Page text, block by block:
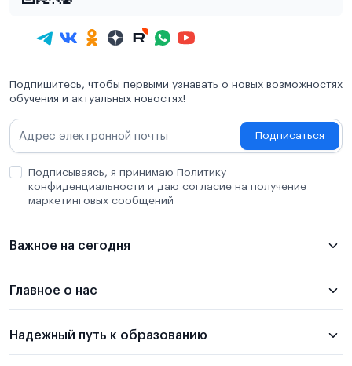
Подпишитесь, чтобы первыми узнавать о новых возможностях
обучения и актуальных новостях!
Подписаться
Подписываясь, я принимаю Политику
конфиденциальности и даю согласие на получение
маркетинговых сообщений
Важное на сегодня
Главное о нас
Надежный путь к образованию